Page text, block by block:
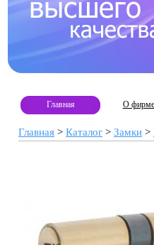
Главная О фирме
Главная > Каталог > Замки >